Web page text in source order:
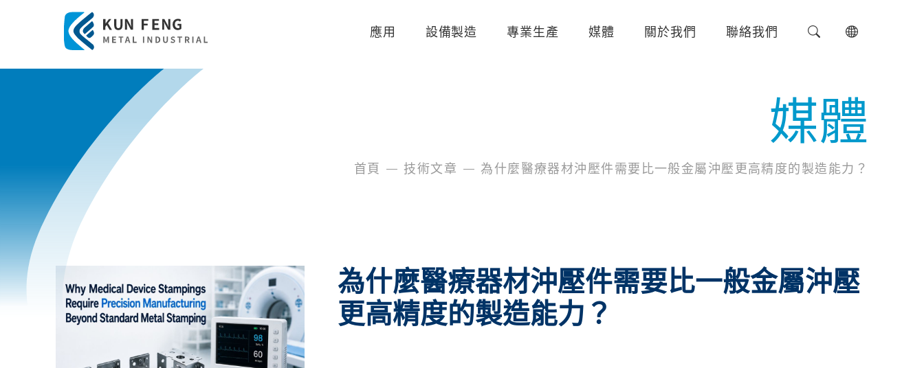
應用 設備製造 專業生產 媒體 關於我們 聯絡我們
媒體
首頁 技術文章 為什麼醫療器材沖壓件需要比一般金屬沖壓更高精度的製造能力？
為什麼醫療器材沖壓件需要比一般金屬沖壓
更高精度的製造能力？